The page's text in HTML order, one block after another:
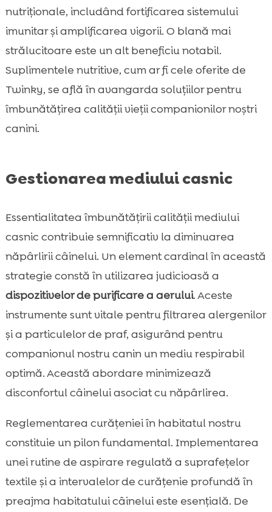
nutriționale, includând fortificarea sistemului
imunitar și amplificarea vigorii. O blană mai
strălucitoare este un alt beneficiu notabil.
Suplimentele nutritive, cum ar fi cele oferite de
Twinky, se află în avangarda soluțiilor pentru
îmbunătățirea calității vieții companionilor noștri
canini.
Gestionarea mediului casnic
Essentialitatea îmbunătățirii calității mediului
casnic contribuie semnificativ la diminuarea
năpârlirii câinelui. Un element cardinal în această
strategie constă în utilizarea judicioasă a
dispozitivelor de purificare a aerului. Aceste
instrumente sunt vitale pentru filtrarea alergenilor
și a particulelor de praf, asigurând pentru
companionul nostru canin un mediu respirabil
optimă. Această abordare minimizează
disconfortul câinelui asociat cu năpârlirea.
Reglementarea curățeniei în habitatul nostru
constituie un pilon fundamental. Implementarea
unei rutine de aspirare regulată a suprafețelor
textile și a intervalelor de curățenie profundă în
preajma habitatului câinelui este esențială. De